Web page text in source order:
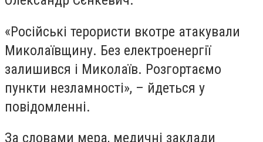
«Російські терористи вкотре атакували
Миколаївщину. Без електроенергії
залишився і Миколаїв. Розгортаємо
пункти незламності», – йдеться у
повідомленні.
За словами мера, медичні заклади